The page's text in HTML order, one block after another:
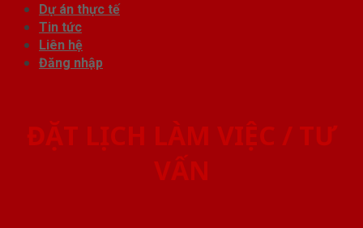
Dự án thực tế
Tin tức
Liên hệ
Đăng nhập
ĐẶT LỊCH LÀM VIỆC / TƯ
VẤN